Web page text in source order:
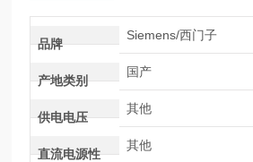
品牌
Siemens/西门子
产地类别
国产
供电电压
其他
直流电源性
其他